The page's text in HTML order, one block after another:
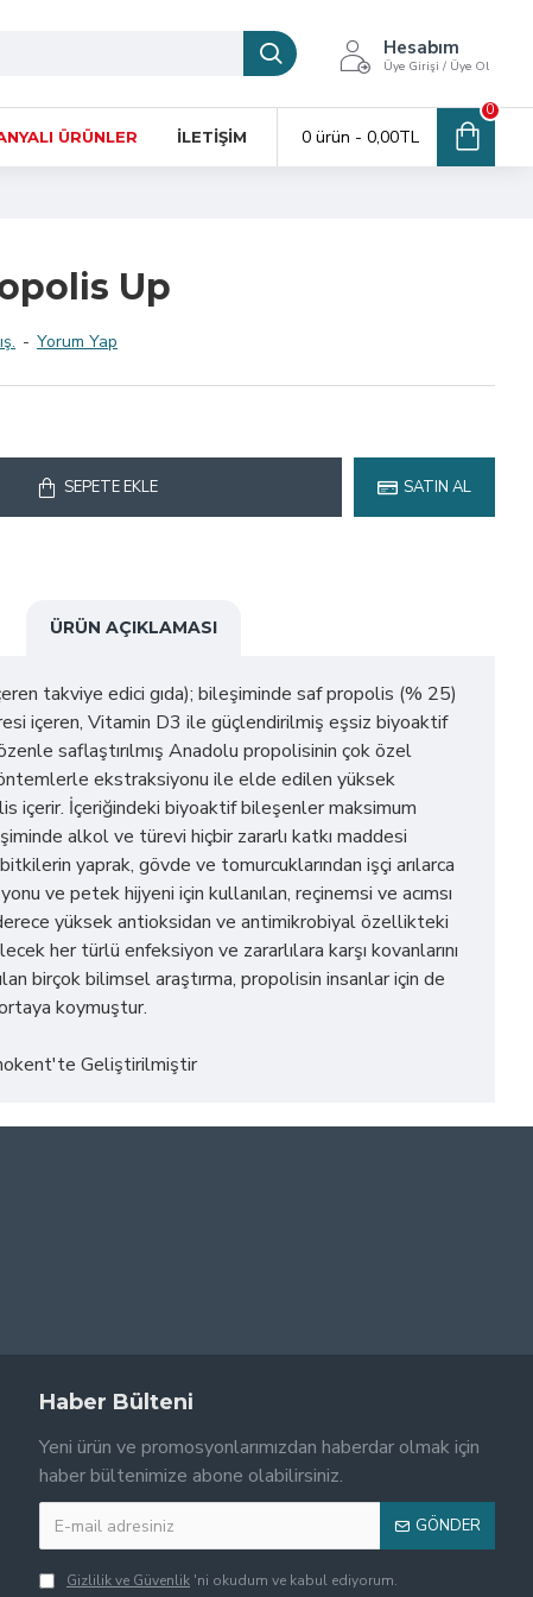
Hesabım
Üye Girişi / Üye Ol
ÜRÜNLER İLETIŞIM 0 ürün - 0,00TL
0
Up
- Yorum Yap
SEPETE EKLE SATIN AL
ÜRÜN AÇIKLAMASI
takviye edici gıda); bileşiminde saf propolis (% 25)
içeren, Vitamin D3 ile güçlendirilmiş eşsiz biyoaktif
saflaştırılmış Anadolu propolisinin çok özel
ekstraksiyonu ile elde edilen yüksek
içerir. İçeriğindeki biyoaktif bileşenler maksimum
alkol ve türevi hiçbir zararlı katkı maddesi
yaprak, gövde ve tomurcuklarından işçi arılarca
ve petek hijyeni için kullanılan, reçinemsi ve acımsı
yüksek antioksidan ve antimikrobiyal özellikteki
her türlü enfeksiyon ve zararlılara karşı kovanlarını
birçok bilimsel araştırma, propolisin insanlar için de
koymuştur.
Geliştirilmiştir
Haber Bülteni
Yeni ürün ve promosyonlarımızdan haberdar olmak için
haber bültenimize abone olabilirsiniz.
GÖNDER
Gizlilik ve Güvenlik 'ni okudum ve kabul ediyorum.